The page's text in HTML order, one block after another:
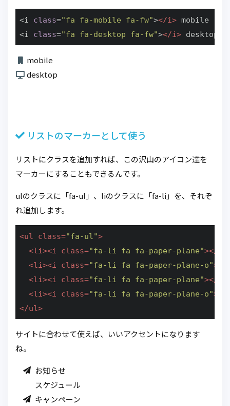
<i class="fa fa-mobile fa-fw"></i> mobile
<i class="fa fa-desktop fa-fw"></i> desktop
mobile
desktop
リストのマーカーとして使う
リストにクラスを追加すれば、この沢山のアイコン達を
マーカーにすることもできるんです。
ulのクラスに「fa-ul」、liのクラスに「fa-li」を、それぞ
れ追加します。
<ul class="fa-ul">
<li><i class="fa-li fa fa-paper-plane"></
<li><i class="fa-li fa fa-paper-plane-o">
<li><i class="fa-li fa fa-paper-plane"></
<li><i class="fa-li fa fa-paper-plane-o">
</ul>
サイトに合わせて使えば、いいアクセントになります
ね。
お知らせ
スケジュール
キャンペーン